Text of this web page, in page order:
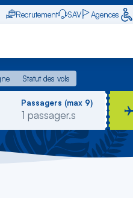
Recrutement SAV Agences
Statut des vols
Statut des vols
Passagers (max 9)